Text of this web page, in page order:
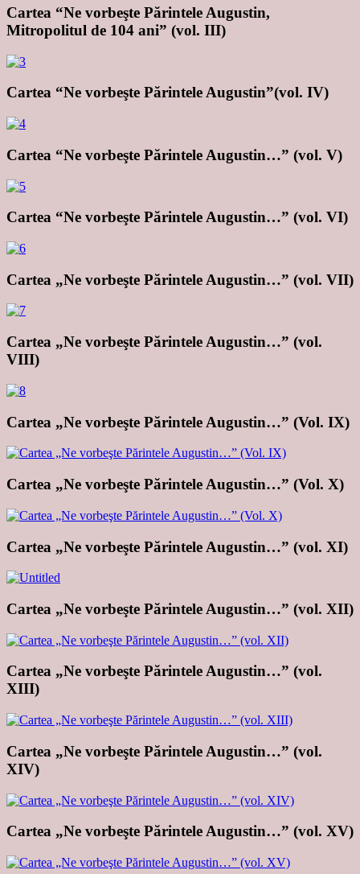
Cartea “Ne vorbeşte Părintele Augustin,
Mitropolitul de 104 ani” (vol. III)
Cartea “Ne vorbeşte Părintele Augustin”(vol. IV)
Cartea “Ne vorbeşte Părintele Augustin…” (vol. V)
Cartea “Ne vorbeşte Părintele Augustin…” (vol. VI)
Cartea „Ne vorbeşte Părintele Augustin…” (vol. VII)
Cartea „Ne vorbeşte Părintele Augustin…” (vol.
VIII)
Cartea „Ne vorbeşte Părintele Augustin…” (Vol. IX)
Cartea „Ne vorbeşte Părintele Augustin…” (Vol. X)
Cartea „Ne vorbeşte Părintele Augustin…” (vol. XI)
Cartea „Ne vorbeşte Părintele Augustin…” (vol. XII)
Cartea „Ne vorbeşte Părintele Augustin…” (vol.
XIII)
Cartea „Ne vorbeşte Părintele Augustin…” (vol.
XIV)
Cartea „Ne vorbeşte Părintele Augustin…” (vol. XV)